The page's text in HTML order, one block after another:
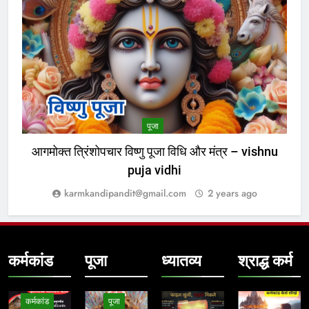
अराजकता का उत्तरदायी कौन ?
विमर्श
3
हिसाब तो चुकता करेगा; फिर आगे क्या ?
विमर्श
भगवा का नीलान्तरण हो गया और पता ही
नहीं चला
5
शंकराचार्य पर टिप्पणी करने से पूर्व चुल्लू भर
पूजा
आगमोक्त त्रिंशोपचार विष्णु पूजा विधि और मंत्र – vishnu
puja vidhi
karmkandipandit@gmail.com 2 years ago
कर्मकांड
कर्मकांड
पूजा
पूजा
ध्यातव्य श्राद्ध कर्म